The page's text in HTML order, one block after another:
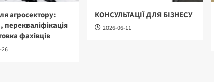
агросектору:
перекваліфікація
фахівців
26
КОНСУЛЬТАЦІЇ ДЛЯ БІЗНЕСУ
2026-06-11